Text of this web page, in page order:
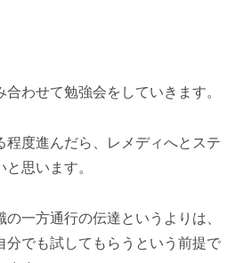
わせて勉強会をしていきます。
程度進んだら、レメディへとステ
思います。
一方通行の伝達というよりは、
分でも試してもらうという前提で